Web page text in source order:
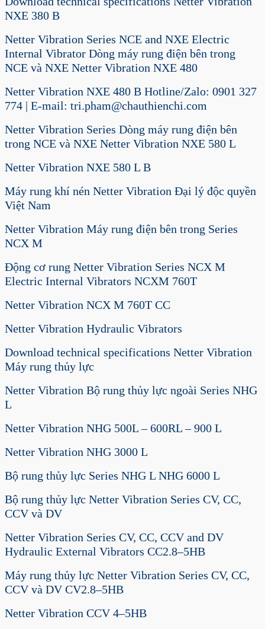
NXE 380 B
Netter Vibration Series NCE and NXE Electric
Internal Vibrator Dòng máy rung điện bên trong
NCE và NXE Netter Vibration NXE 480
Netter Vibration NXE 480 B Hotline/Zalo: 0901 327
774 | E-mail: tri.pham@chauthienchi.com
Netter Vibration Series Dòng máy rung điện bên
trong NCE và NXE Netter Vibration NXE 580 L
Netter Vibration NXE 580 L B
Máy rung khí nén Netter Vibration Đại lý độc quyền
Việt Nam
Netter Vibration Máy rung điện bên trong Series
NCX M
Động cơ rung Netter Vibration Series NCX M
Electric Internal Vibrators NCXM 760T
Netter Vibration NCX M 760T CC
Netter Vibration Hydraulic Vibrators
Download technical specifications Netter Vibration
Máy rung thủy lực
Netter Vibration Bộ rung thủy lực ngoài Series NHG
L
Netter Vibration NHG 500L – 600RL – 900 L
Netter Vibration NHG 3000 L
Bộ rung thủy lực Series NHG L NHG 6000 L
Bộ rung thủy lực Netter Vibration Series CV, CC,
CCV và DV
Netter Vibration Series CV, CC, CCV and DV
Hydraulic External Vibrators CC2.8–5HB
Máy rung thủy lực Netter Vibration Series CV, CC,
CCV và DV CV2.8–5HB
Netter Vibration CCV 4–5HB